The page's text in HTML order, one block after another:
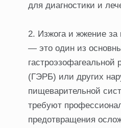
для диагностики и
Изжога и жжение за
— это один из
(ГЭРБ) или других
пищеварительной
требуют
предотвращения